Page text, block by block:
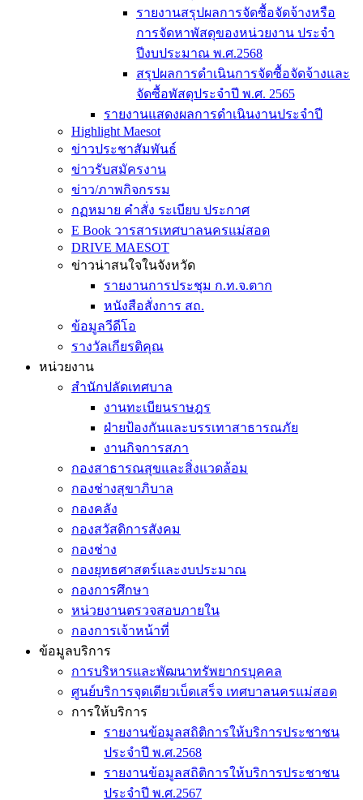
รายงานสรุปผลการจัดซื้อจัดจ้างหรือ
การจัดหาพัสดุของหน่วยงาน ประจำ
ปีงบประมาณ พ.ศ.2568
สรุปผลการดำเนินการจัดซื้อจัดจ้างและ
จัดซื้อพัสดุประจำปี พ.ศ. 2565
รายงานแสดงผลการดำเนินงานประจำปี
Highlight Maesot
ข่าวประชาสัมพันธ์
ข่าวรับสมัครงาน
ข่าว/ภาพกิจกรรม
กฏหมาย คำสั่ง ระเบียบ ประกาศ
E Book วารสารเทศบาลนครแม่สอด
DRIVE MAESOT
ข่าวน่าสนใจในจังหวัด
รายงานการประชุม ก.ท.จ.ตาก
หนังสือสั่งการ สถ.
ข้อมูลวีดีโอ
รางวัลเกียรติคุณ
หน่วยงาน
สำนักปลัดเทศบาล
งานทะเบียนราษฎร
ฝ่ายป้องกันและบรรเทาสาธารณภัย
งานกิจการสภา
กองสาธารณสุขและสิ่งแวดล้อม
กองช่างสุขาภิบาล
กองคลัง
กองสวัสดิการสังคม
กองช่าง
กองยุทธศาสตร์และงบประมาณ
กองการศึกษา
หน่วยงานตรวจสอบภายใน
กองการเจ้าหน้าที่
ข้อมูลบริการ
การบริหารและพัฒนาทรัพยากรบุคคล
ศูนย์บริการจุดเดียวเบ็ดเสร็จ เทศบาลนครแม่สอด
การให้บริการ
รายงานข้อมูลสถิติการให้บริการประชาชน
ประจำปี พ.ศ.2568
รายงานข้อมูลสถิติการให้บริการประชาชน
ประจำปี พ.ศ.2567